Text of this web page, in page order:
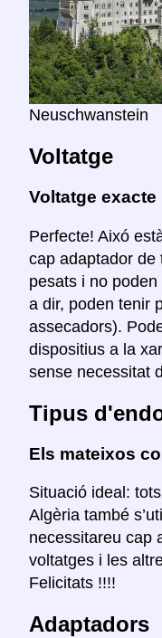
Neuschwanstein
Voltatge
Voltatge exacte
Perfecte! Aixó
cap adaptador de
pesats i no
a dir, poden tenir
assecadors).
dispositius a la
sense necessitat
Tipus
Els mateixos
Situació ideal:
Algèria també
necessitareu cap
voltatges i les
Felicitats !!!!
Adaptadors